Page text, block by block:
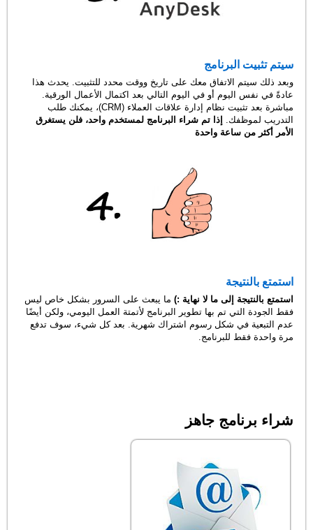
سيتم تثبيت البرنامج
وبعد ذلك سيتم الاتفاق معك على تاريخ ووقت محدد للتثبيت. يحدث هذا
عادةً في نفس اليوم أو في اليوم التالي بعد اكتمال الأعمال الورقية.
مباشرة بعد تثبيت نظام إدارة علاقات العملاء (CRM)، يمكنك طلب
التدريب لموظفك. إذا تم شراء البرنامج لمستخدم واحد، فلن يستغرق
الأمر أكثر من ساعة واحدة
استمتع بالنتيجة
استمتع بالنتيجة إلى ما لا نهاية :) ما يبعث على السرور بشكل خاص ليس
فقط الجودة التي تم بها تطوير البرنامج لأتمتة العمل اليومي، ولكن أيضًا
عدم التبعية في شكل رسوم اشتراك شهرية. بعد كل شيء، سوف تدفع
مرة واحدة فقط للبرنامج.
شراء برنامج جاهز